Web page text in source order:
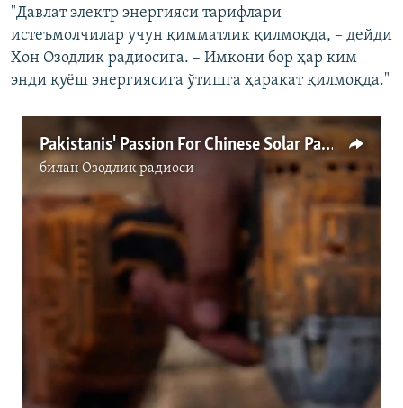
"Давлат электр энергияси тарифлари
истеъмолчилар учун қимматлик қилмоқда, – дейди
Хон Озодлик радиосига. – Имкони бор ҳар ким
энди қуёш энергиясига ўтишга ҳаракат қилмоқда."
Pakistanis' Passion For Chinese Solar Panels Worries State Power Supplier (Video)
билан Озодлик радиоси